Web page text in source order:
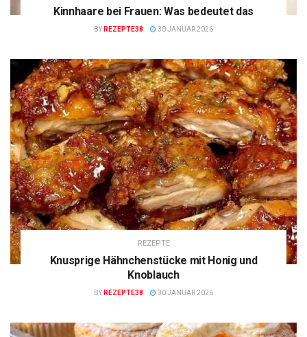
Kinnhaare bei Frauen: Was bedeutet das
BY REZEPTE38 30 JANUAR 2026
REZEPTE
Knusprige Hähnchenstücke mit Honig und
Knoblauch
BY REZEPTE38 30 JANUAR 2026